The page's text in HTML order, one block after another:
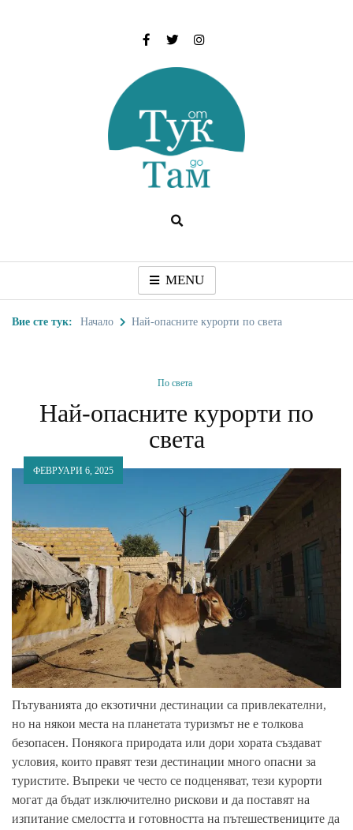
От тук до Там
MENU
Вие сте тук: Начало Най-опасните курорти по света
По света
Най-опасните курорти по
света
ФЕВРУАРИ 6, 2025
Пътуванията до екзотични дестинации са привлекателни,
но на някои места на планетата туризмът не е толкова
безопасен. Понякога природата или дори хората създават
условия, които правят тези дестинации много опасни за
туристите. Въпреки че често се подценяват, тези курорти
могат да бъдат изключително рискови и да поставят на
изпитание смелостта и готовността на пътешествениците да